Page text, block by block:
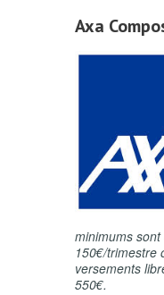
Axa
minimums
150€/trimestre
versements
550€.